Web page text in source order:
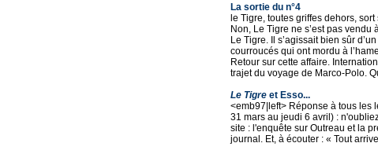
La sortie du n°4
le Tigre, toutes griffes dehors,
Non, Le Tigre ne s’est pas vendu
Le Tigre. Il s’agissait bien sûr
courroucés qui ont mordu à
Retour sur cette affaire.
trajet du voyage de Marco-Polo.
Le Tigre et Esso...
<emb97|left> Réponse à tous les
31 mars au jeudi 6 avril) :
site : l'enquête sur Outreau et la
journal. Et, à écouter : « Tout